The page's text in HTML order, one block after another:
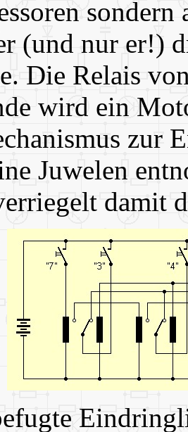
sondern
(und nur er!)
Die Relais
wird ein
zur
Juwelen
damit